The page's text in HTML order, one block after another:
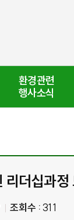
환경관련
행사소식
더십과정
조회수 :311